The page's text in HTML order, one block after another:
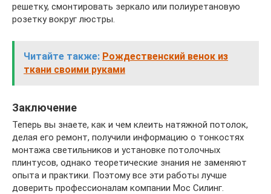
решетку, смонтировать зеркало или полиуретановую
розетку вокруг люстры.
Читайте также: Рождественский венок из
ткани своими руками
Заключение
Теперь вы знаете, как и чем клеить натяжной потолок,
делая его ремонт, получили информацию о тонкостях
монтажа светильников и установке потолочных
плинтусов, однако теоретические знания не заменяют
опыта и практики. Поэтому все эти работы лучше
доверить профессионалам компании Мос Силинг.